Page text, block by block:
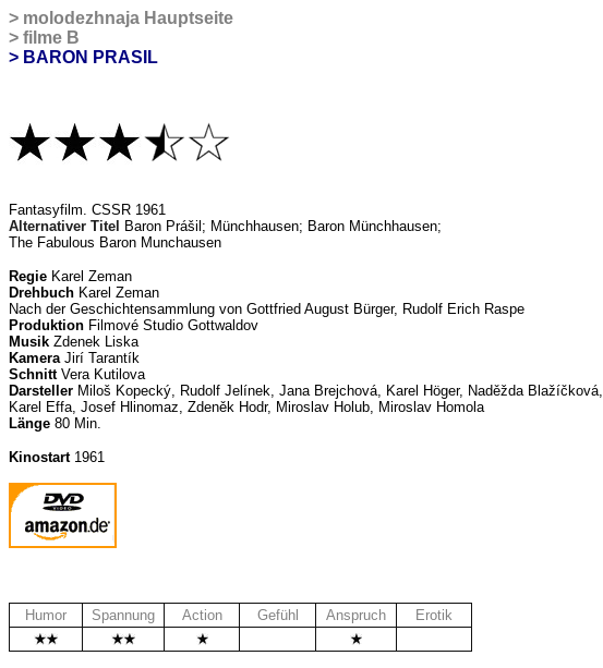
> molodezhnaja Hauptseite
> filme B
> BARON PRASIL
Fantasyfilm. CSSR 1961
Alternativer Titel
Baron Prášil; Münchhausen; Baron Münchhausen;
The Fabulous Baron Munchausen
Regie Karel Zeman
Drehbuch Karel Zeman
Nach der Geschichtensammlung von Gottfried August Bürger, Rudolf Erich Raspe
Produktion Filmové Studio Gottwaldov
Musik Zdenek Liska
KameraJirí Tarantík
SchnittVera Kutilova
Darsteller Miloš Kopecký, Rudolf Jelínek, Jana Brejchová, Karel Höger, Naděžda Blažíčková,
Karel Effa, Josef Hlinomaz, Zdeněk Hodr, Miroslav Holub, Miroslav Homola
Länge 80 Min.
Kinostart1961
Humor Spannung Action Gefühl Anspruch
Erotik